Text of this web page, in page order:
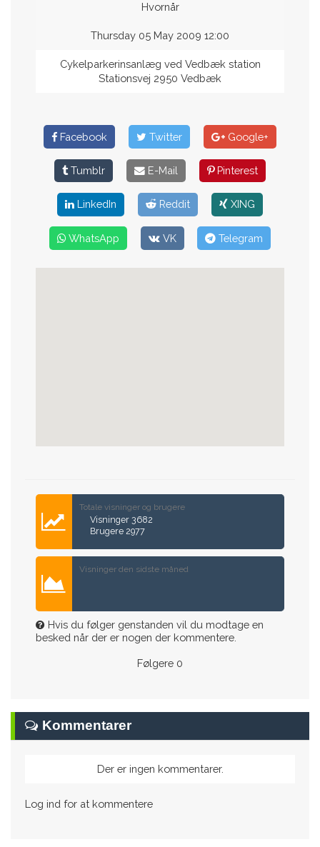
Hvornår
Thursday 05 May 2009 12:00
Cykelparkerinsanlæg ved Vedbæk station
Stationsvej 2950 Vedbæk
Facebook Twitter Google+
Tumblr E-Mail Pinterest
LinkedIn Reddit XING
WhatsApp VK Telegram
Totale visninger og brugere
Visninger 3682
Brugere 2977
Visninger den sidste måned
Hvis du følger genstanden vil du modtage en
besked når der er nogen der kommentere.
Følgere 0
Kommentarer
Der er ingen kommentarer.
Log ind for at kommentere